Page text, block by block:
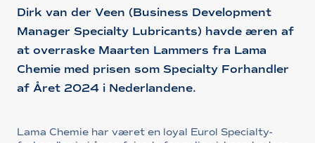
Dirk van der Veen (Business Development
Manager Specialty Lubricants) havde æren af
at overraske Maarten Lammers fra Lama
Chemie med prisen som Specialty Forhandler
af Året 2024 i Nederlandene.
Lama Chemie har været en loyal Eurol Specialty-